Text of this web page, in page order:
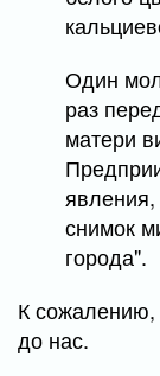
Один
раз
матери
снимок
города".
К
до нас.